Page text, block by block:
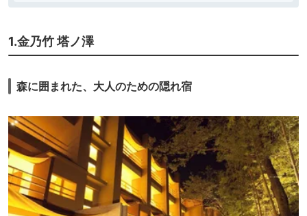
1.金乃竹 塔ノ澤
森に囲まれた、大人のための隠れ宿